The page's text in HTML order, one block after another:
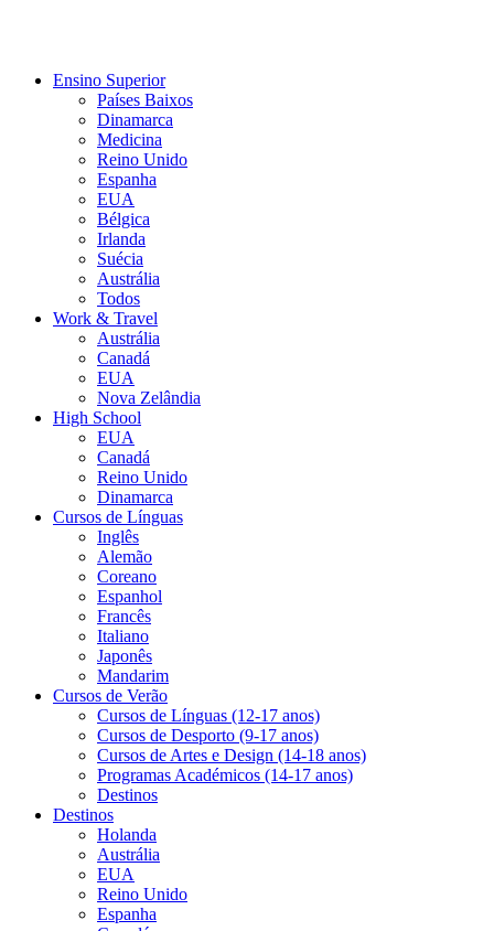
Ensino Superior
Países Baixos
Dinamarca
Medicina
Reino Unido
Espanha
EUA
Bélgica
Irlanda
Suécia
Austrália
Todos
Work & Travel
Austrália
Canadá
EUA
Nova Zelândia
High School
EUA
Canadá
Reino Unido
Dinamarca
Cursos de Línguas
Inglês
Alemão
Coreano
Espanhol
Francês
Italiano
Japonês
Mandarim
Cursos de Verão
Cursos de Línguas (12-17 anos)
Cursos de Desporto (9-17 anos)
Cursos de Artes e Design (14-18 anos)
Programas Académicos (14-17 anos)
Destinos
Destinos
Holanda
Austrália
EUA
Reino Unido
Espanha